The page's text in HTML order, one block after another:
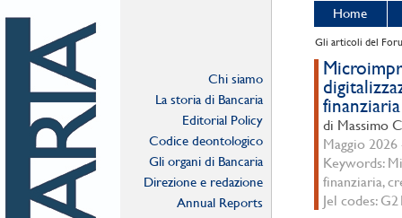
Chi siamo
La storia di Bancaria
Editorial Policy
Codice deontologico
Gli organi di Bancaria
Direzione e redazione
Annual Reports
Home
Gli articoli del
finanziaria
di Massimo
Maggio 2026
Keywords:
finanziaria,
Jel codes: